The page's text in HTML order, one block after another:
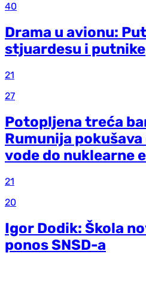
40
Drama u avionu:
stjuardesu i putnike
21
27
Potopljena treća
Rumunija
vode do nuklearne
21
20
Igor Dodik: Škola
ponos SNSD-a